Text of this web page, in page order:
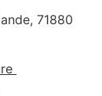
71880